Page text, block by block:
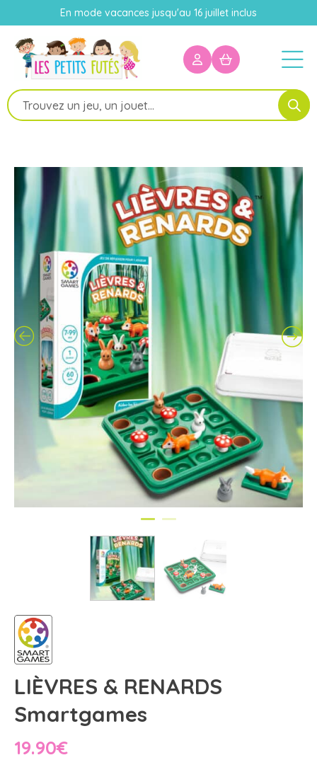
En mode vacances jusqu'au 16 juillet inclus
Recherche
de
produits
LIÈVRES & RENARDS
Smartgames
19.90€